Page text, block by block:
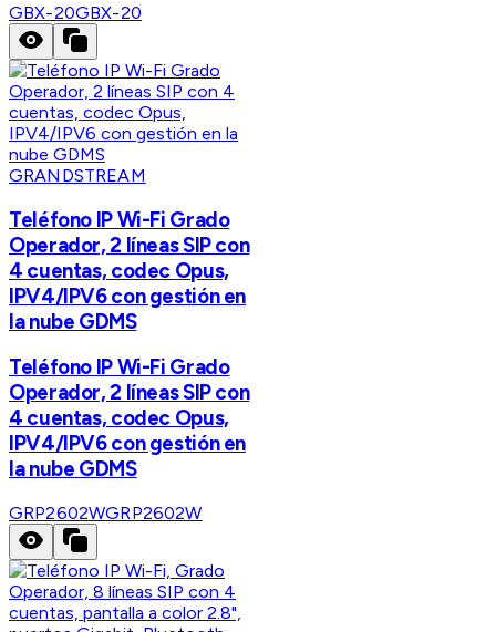
GBX-20GBX-20
GRANDSTREAM
Teléfono IP Wi-Fi Grado
Operador, 2 líneas SIP con
4 cuentas, codec Opus,
IPV4/IPV6 con gestión en
la nube GDMS
Teléfono IP Wi-Fi Grado
Operador, 2 líneas SIP con
4 cuentas, codec Opus,
IPV4/IPV6 con gestión en
la nube GDMS
GRP2602WGRP2602W